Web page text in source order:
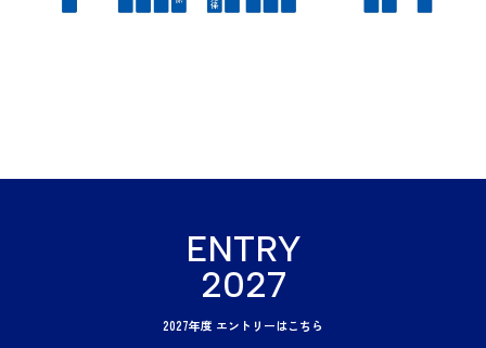
ENTRY
2027
2027年度 エントリーはこちら